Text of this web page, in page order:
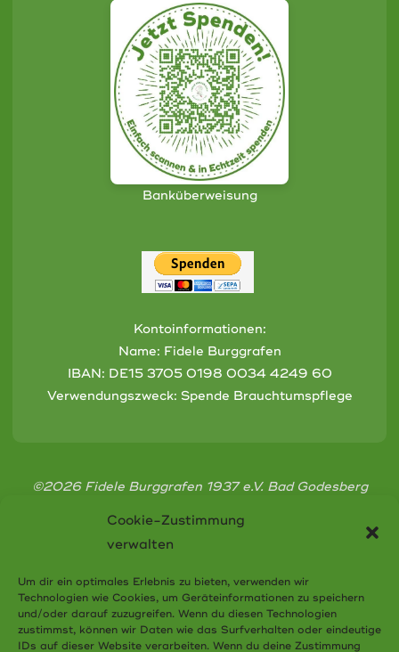
Cookie-Zustimmung
verwalten
Um dir ein optimales Erlebnis zu bieten, verwenden wir
Technologien wie Cookies, um Geräteinformationen zu speichern
und/oder darauf zuzugreifen. Wenn du diesen Technologien
zustimmst, können wir Daten wie das Surfverhalten oder eindeutige
IDs auf dieser Website verarbeiten. Wenn du deine Zustimmung
Banküberweisung
Kontoinformationen:
Name: Fidele Burggrafen
IBAN: DE15 3705 0198 0034 4249 60
Verwendungszweck: Spende Brauchtumspflege
©2026 Fidele Burggrafen 1937 e.V. Bad Godesberg
Cookie-Richtlinie (EU)
Datenschutzerklärung